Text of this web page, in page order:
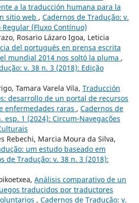
a la traducción humana para la
sitio web , Cadernos de Tradução: v.
Regular (Fluxo Contínuo)
Rosario Lázaro Igoa, Leticia
del portugués en prensa escrita
mundial 2014 nos soltó la pluma ,
v. 38 n. 3 (2018): Edição
Tamara Varela Vila, Traducción
desarrollo de un portal de recursos
enfermedades raras , Cadernos de
esp. 1 (2024): Circum-Navegações
Rebechi, Marcia Moura da Silva,
um estudo baseado em
de Tradução: v. 38 n. 3 (2018):
Análisis comparativo de un
traducidos por traductores
, Cadernos de Tradução: v.